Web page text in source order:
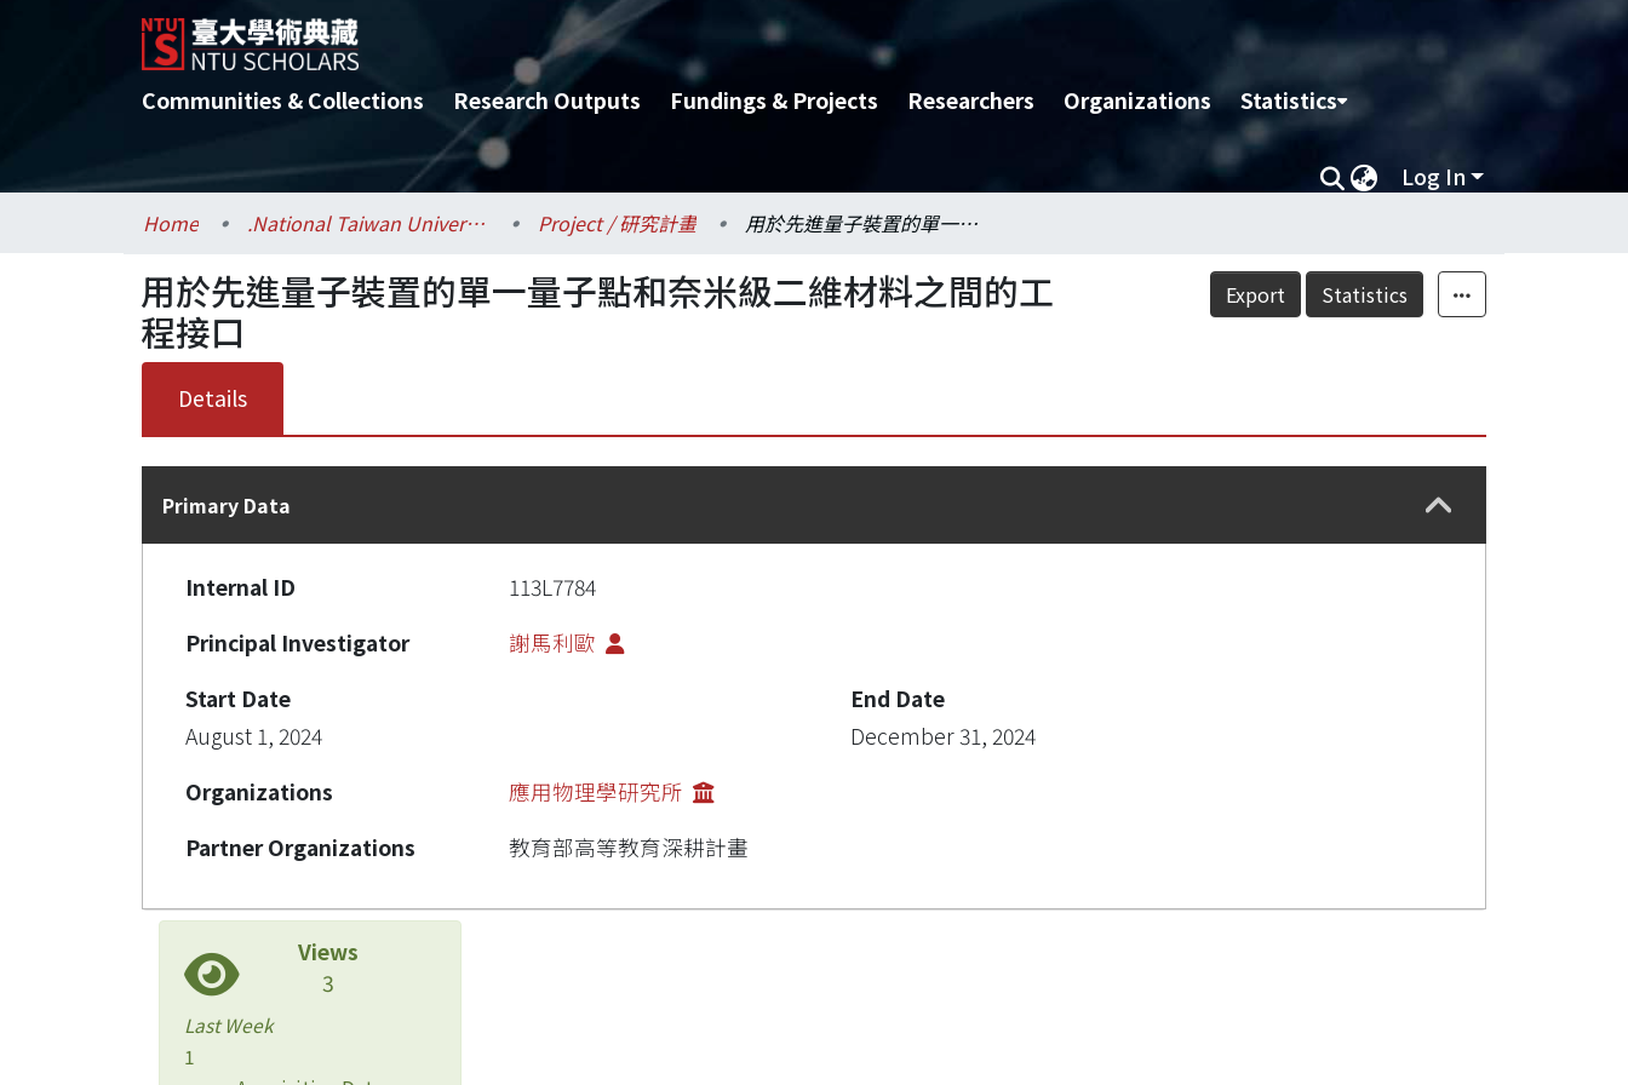
Communities & Collections Research Outputs Fundings & Projects Researchers Organizations Statistics
Log In
Home .National Taiwan University / 國立臺灣大學 Project / 研究計畫 用於先進量子裝置的單一量子點和奈米級二維材料之間的工程接口
Export Statistics
用於先進量子裝置的單一量子點和奈米級二維材料之間的工
程接口
Details
Primary Data
Internal ID
113L7784
Principal Investigator
謝馬利歐
Start Date
August 1, 2024
End Date
December 31, 2024
Organizations
應用物理學研究所
Partner Organizations
教育部高等教育深耕計畫
Views
3
Last Week
1